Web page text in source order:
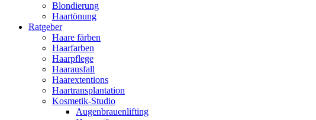
Blondierung
Haartönung
Ratgeber
Haare färben
Haarfarben
Haarpflege
Haarausfall
Haarextentions
Haartransplantation
Kosmetik-Studio
Augenbrauenlifting